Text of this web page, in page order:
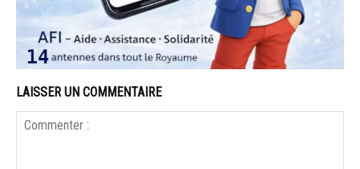
LAISSER UN COMMENTAIRE